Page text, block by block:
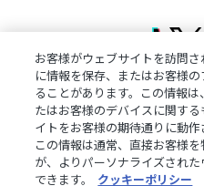
ご利用規約プライバシーポリシ
ご利用ガイドよくある質問お問
クッキ
お客様がウェブサイトを訪問
に情報を保存、またはお客様
ることがあります。この情報
たはお客様のデバイスに関す
イトをお客様の期待通りに動作
この情報は通常、直接お客様
が、よりパーソナライズされ
できます。
クッキーポリシー